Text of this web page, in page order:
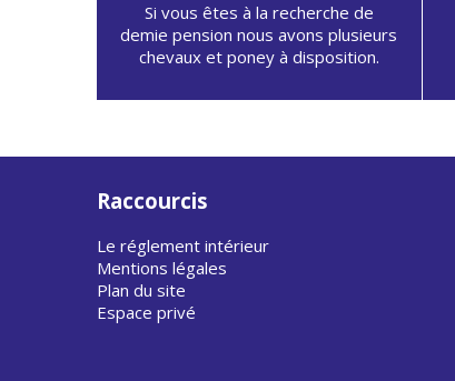
Si vous êtes à la recherche de
demie pension nous avons plusieurs
chevaux et poney à disposition.
Raccourcis
Le réglement intérieur
Mentions légales
Plan du site
Espace privé